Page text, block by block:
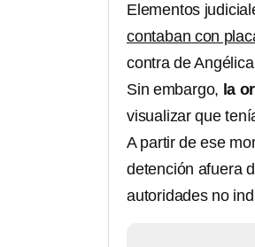
Elementos
contaban con
contra de
Sin embargo, la
visualizar que
A partir de ese
detención afuera
autoridades no